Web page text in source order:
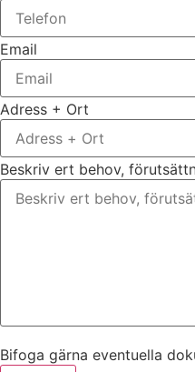
Email
Adress + Ort
Beskriv ert behov,
Bifoga gärna eventuella